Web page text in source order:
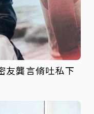
友龔言脩吐私下